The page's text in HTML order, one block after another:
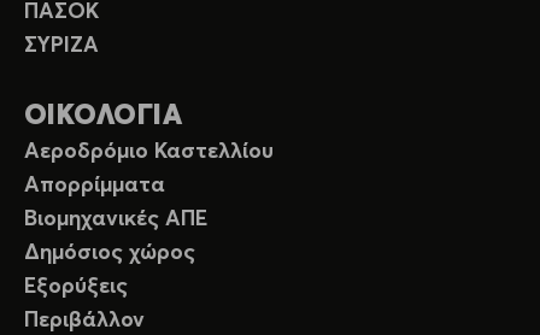
ΠΑΣΟΚ
ΣΥΡΙΖΑ
ΟΙΚΟΛΟΓΙΑ
Αεροδρόμιο Καστελλίου
Απορρίμματα
Βιομηχανικές ΑΠΕ
Δημόσιος χώρος
Εξορύξεις
Περιβάλλον